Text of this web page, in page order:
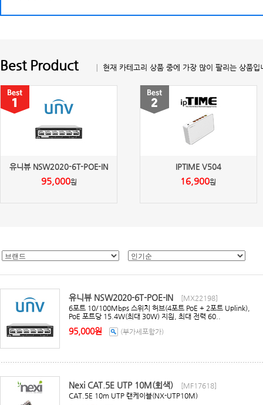
Best Product │ 현재 카테고리 상품 중에 가장 많이 팔리는 상품입
유니뷰 NSW2020-6T-POE-IN
95,000원
IPTIME V504
16,900원
유니뷰 NSW2020-6T-POE-IN
[MX22198]
6포트 10/100Mbps 스위치 허브(4포트 PoE + 2포트 Uplink),
PoE 포트당 15.4W(최대 30W) 지원, 최대 전력 60..
95,000원 (부가세포함가)
Nexi CAT.5E UTP 10M(회색)
[MF17618]
CAT.5E 10m UTP 랜케이블(NX-UTP10M)